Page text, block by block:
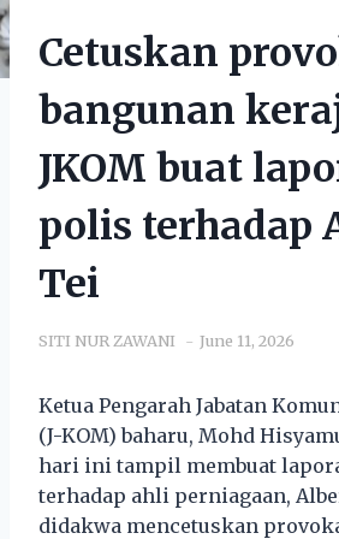
Cetuskan
bangunan
JKOM buat
polis terhadap
Tei
SITI NUR ZAWANI June 11, 2026
Ketua Pengarah Jabatan
(J-KOM) baharu, Mohd
hari ini tampil membuat
terhadap ahli perniagaan,
didakwa mencetuskan